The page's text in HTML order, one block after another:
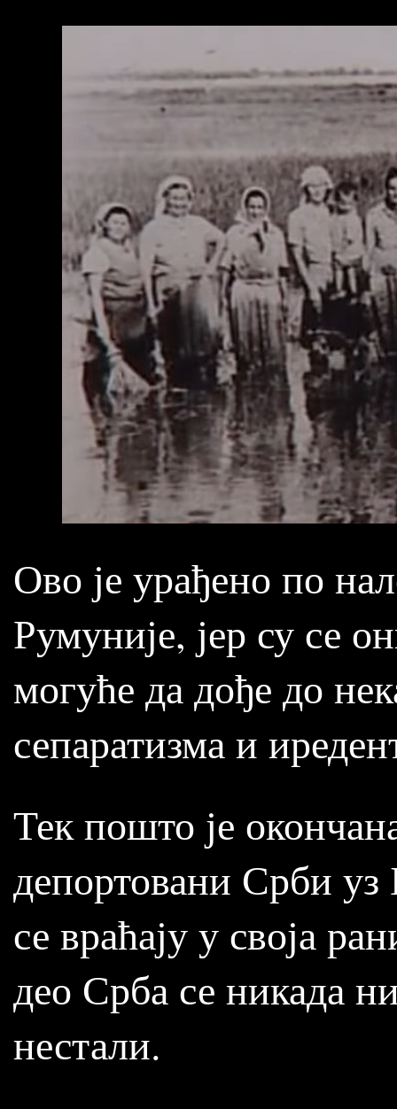
Ово је урађено по
Румуније, јер су се
могуће да дође до
сепаратизма и
Тек пошто је
депортовани Срби уз
се враћају у своја
део Срба се никада
нестали.